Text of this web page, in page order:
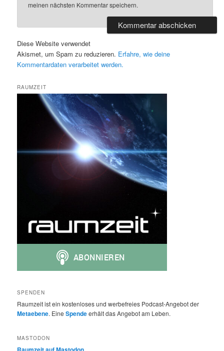
meinen nächsten Kommentar speichern.
Diese Website verwendet
Akismet, um Spam zu reduzieren. Erfahre, wie deine
Kommentardaten verarbeitet werden.
RAUMZEIT
SPENDEN
Raumzeit ist ein kostenloses und werbefreies Podcast-Angebot der
Metaebene. EineSpendeerhält das Angebot am Leben.
MASTODON